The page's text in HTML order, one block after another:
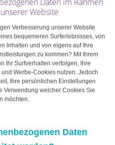
größte Negativpunkt für
eines Elektrofahrzeugs
deutliche Fortschritte
heute eine
200 bis 600 Kilometern.
Strom ausgeht, bleibt aber
Zumal die Nutzung der
angegebene theoretische
reisen will, schont sein
Daten im Rahmen
Website
Verbesserung unserer Website
bequemeren Surferlebnisses, von
Inhalten und von eigens auf Ihre
zu kommen? Mit Ihrem
Ihr Surfverhalten verfolgen, Ihre
Werbe-Cookies nutzen. Jedoch
Ihre persönlichen Einstellungen
Verwendung welcher Cookies Sie
möchten.
Daten